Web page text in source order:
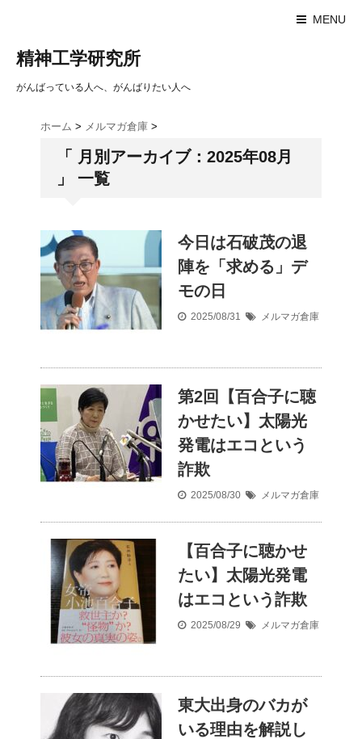
MENU
精神工学研究所
がんばっている人へ、がんばりたい人へ
ホーム > メルマガ倉庫 >
「 月別アーカイブ：2025年08月
」 一覧
今日は石破茂の退
陣を「求める」デ
モの日
2025/08/31 メルマガ倉庫
第2回【百合子に聴
かせたい】太陽光
発電はエコという
詐欺
2025/08/30 メルマガ倉庫
【百合子に聴かせ
たい】太陽光発電
はエコという詐欺
2025/08/29 メルマガ倉庫
東大出身のバカが
いる理由を解説し